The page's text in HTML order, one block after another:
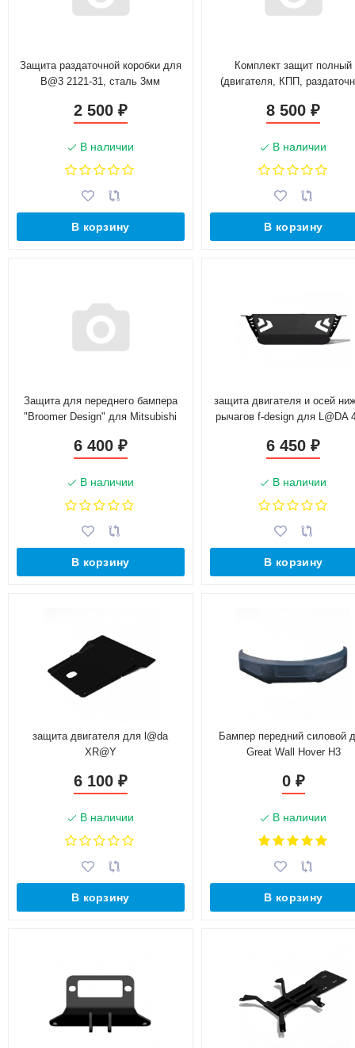
Защита раздаточной коробки для
B@3 2121-31, сталь 3мм
2 500 ₽
В наличии
В корзину
Комплект защит полный
(двигателя, КПП,
3мм
8 500₽
В наличии
В корзину
Защита для переднего бампера
"Broomer Design" для Mitsubishi
6 400 ₽
В наличии
В корзину
защита двигателя и осей
рычагов f-design для L@DA
окрашенная)
6 450₽
В наличии
В корзину
защита двигателя для l@da
XR@Y
6 100 ₽
В наличии
В корзину
Бампер передний силовой
Great Wall Hover H3
0 ₽
В наличии
В корзину